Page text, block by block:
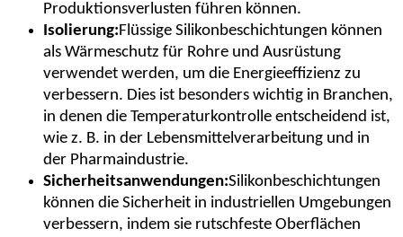
Produktionsverlusten führen können.
Isolierung:Flüssige Silikonbeschichtungen können
als Wärmeschutz für Rohre und Ausrüstung
verwendet werden, um die Energieeffizienz zu
verbessern. Dies ist besonders wichtig in Branchen,
in denen die Temperaturkontrolle entscheidend ist,
wie z. B. in der Lebensmittelverarbeitung und in
der Pharmaindustrie.
Sicherheitsanwendungen:Silikonbeschichtungen
können die Sicherheit in industriellen Umgebungen
verbessern, indem sie rutschfeste Oberflächen